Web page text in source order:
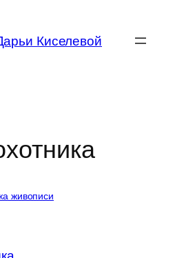
Киселевой
живописи